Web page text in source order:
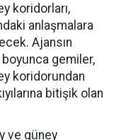
koridorları,
anlaşmalara
Ajansın
boyunca gemiler,
koridorundan
bitişik olan
ve güney